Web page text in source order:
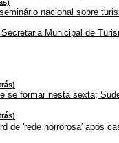
seminário nacional sobre
Municipal de
se formar nesta sexta;
de 'rede horrorosa' após